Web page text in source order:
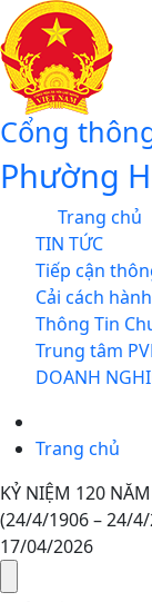
Cổng
Phường
Trang chủ
TIN TỨC
Tiếp cận
Cải cách
Thông Tin
Trung tâm
DOANH
Trang chủ
KỶ NIỆM 120
(24/4/1906 – 24/
17/04/2026